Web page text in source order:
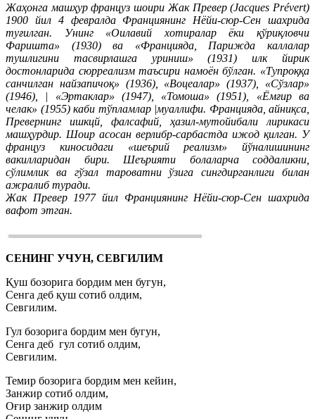
Жаҳонга машҳур француз шоири Жак Превер (Jacques Prévert)
1900 йил 4 февралда Франциянинг Нёйи-сюр-Сен шахрида
туғилган. Унинг «Оилавий хотиралар ёки қўриқловчи
Фаришта» (1930) ва «Францияда, Парижда каллалар
тушлигини тасвирлашга уриниш» (1931) илк йирик
достонларида сюрреализм таъсири намоён бўлган. «Тупроққа
санчилган найзапичоқ» (1936), «Воцеалар» (1937), «Сўзлар»
(1946), | «Эртаклар» (1947), «Томоша» (1951), «Ёмғир ва
челак» (1955) каби тўпламлар |муаллифи. Францияда, айниқса,
Превернинг ишкцй, фалсафий, ҳазил-мутойибали лирикаси
машҳурдир. Шоир асосан верлибр-сарбастда ижод қилган. У
француз киносидаги «шеърий реализм» йўналишининг
вакилларидан бири. Шеърияти болаларча соддаликни,
сўлимлик ва гўзал тароватни ўзига сингдирганлиги билан
ажралиб туради.
Жак Превер 1977 йил Франциянинг Нёйи-сюр-Сен шахрида
вафот этган.
СЕНИНГ УЧУН, СЕВГИЛИМ
Қуш бозорига бордим мен бугун,
Сенга деб қуш сотиб олдим,
Севгилим.
Гул бозорига бордим мен бугун,
Сенга деб гул сотиб олдим,
Севгилим.
Темир бозорига бордим мен кейин,
Занжир сотиб олдим,
Оғир занжир олдим